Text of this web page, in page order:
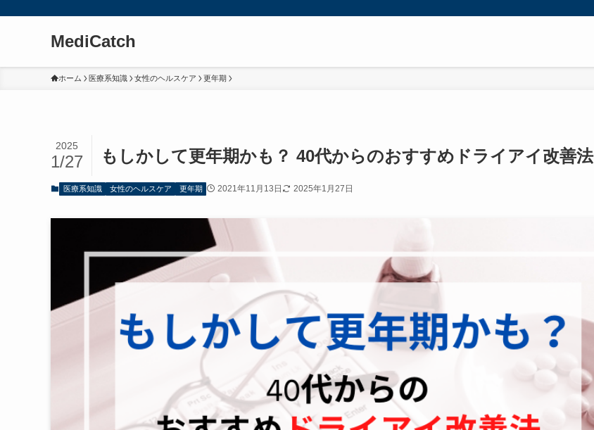
MediCatch
ホーム 医療系知識 女性のヘルスケア 更年期
もしかして更年期かも？ 40代からのおすすめドライアイ改善法
2025
1/27
医療系知識 女性のヘルスケア 更年期 2021年11月13日 2025年1月27日